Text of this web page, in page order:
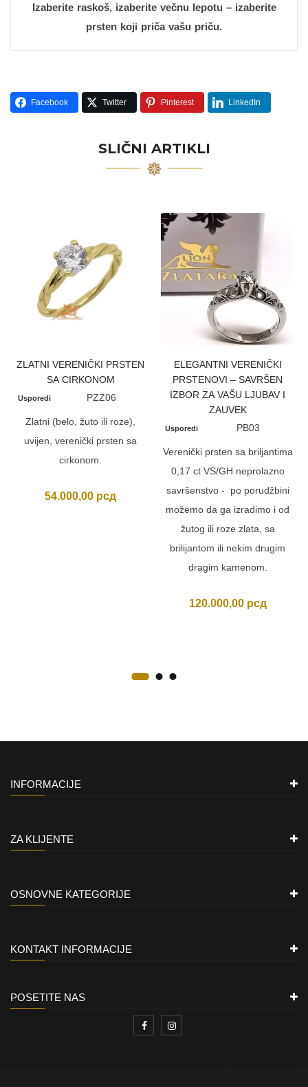
Izaberite raskoš, izaberite večnu lepotu – izaberite
prsten koji priča vašu priču.
Facebook Twitter Pinterest LinkedIn
SLIČNI ARTIKLI
ZLATNI VERENIČKI PRSTEN
SA CIRKONOM
Usporedi PZZ06
Zlatni (belo, žuto ili roze),
uvijen, verenički prsten sa
cirkonom.
54.000,00 рсд
ELEGANTNI VERENIČKI
PRSTENOVI – SAVRŠEN
IZBOR ZA VAŠU LJUBAV I
ZAUVEK
Usporedi PB03
Verenički prsten sa briljantima
0,17 ct VS/GH neprolazno
savršenstvo - po porudžbini
možemo da ga izradimo i od
žutog ili roze zlata, sa
brilijantom ili nekim drugim
dragim kamenom.
120.000,00 рсд
INFORMACIJE
ZA KLIJENTE
OSNOVNE KATEGORIJE
KONTAKT INFORMACIJE
POSETITE NAS